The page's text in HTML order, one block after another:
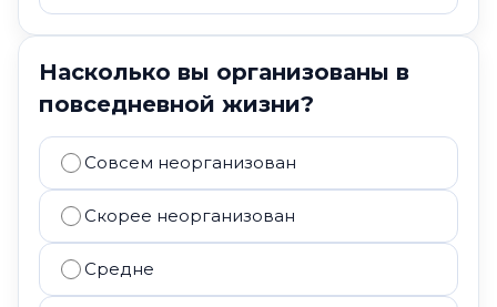
Насколько вы организованы в
повседневной жизни?
Совсем неорганизован
Скорее неорганизован
Средне